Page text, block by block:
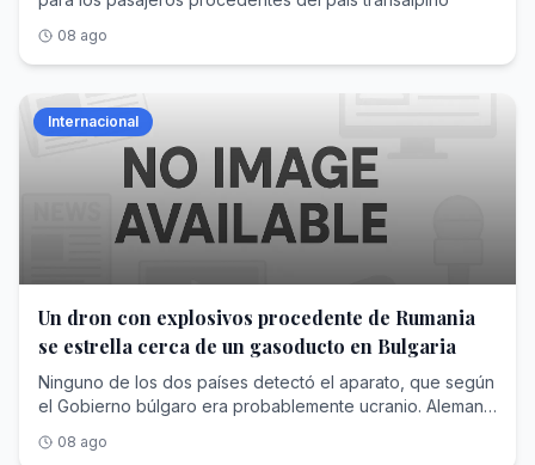
08 ago
Internacional
Un dron con explosivos procedente de Rumania
se estrella cerca de un gasoducto en Bulgaria
Ninguno de los dos países detectó el aparato, que según
el Gobierno búlgaro era probablemente ucranio. Alemania
sobre una base militar
08 ago